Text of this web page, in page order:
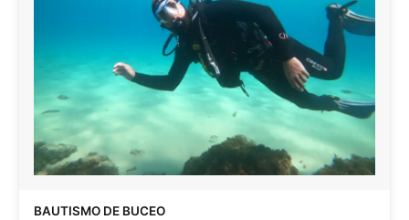
BAUTISMO DE BUCEO